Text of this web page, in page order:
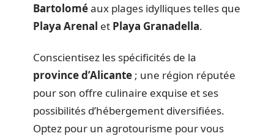
Bartoloméaux plages idylliques telles que
Playa Arenal et Playa Granadella.
Conscientisez les spécificités de la
province d’Alicante ; une région réputée
pour son offre culinaire exquise et ses
possibilités d’hébergement diversifiées.
Optez pour un agrotourisme pour vous